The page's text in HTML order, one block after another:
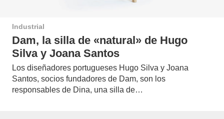
Industrial
Dam, la silla de «natural» de Hugo
Silva y Joana Santos
Los diseñadores portugueses Hugo Silva y Joana
Santos, socios fundadores de Dam, son los
responsables de Dina, una silla de…